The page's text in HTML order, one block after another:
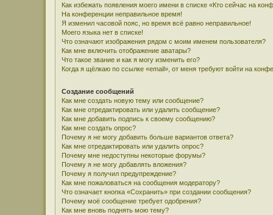
Как избежать появления моего имени в списке «Кто сейчас на
На конференции неправильное время!
Я изменил часовой пояс, но время всё равно неправильное!
Моего языка нет в списке!
Что означают изображения рядом с моим именем пользователя?
Как мне включить отображение аватары?
Что такое звание и как я могу изменить его?
Когда я щёлкаю по ссылке «email», от меня требуют войти на
Создание сообщений
Как мне создать новую тему или сообщение?
Как мне отредактировать или удалить сообщение?
Как мне добавить подпись к своему сообщению?
Как мне создать опрос?
Почему я не могу добавить больше вариантов ответа?
Как мне отредактировать или удалить опрос?
Почему мне недоступны некоторые форумы?
Почему я не могу добавлять вложения?
Почему я получил предупреждение?
Как мне пожаловаться на сообщения модератору?
Что означает кнопка «Сохранить» при создании сообщения?
Почему моё сообщение требует одобрения?
Как мне вновь поднять мою тему?